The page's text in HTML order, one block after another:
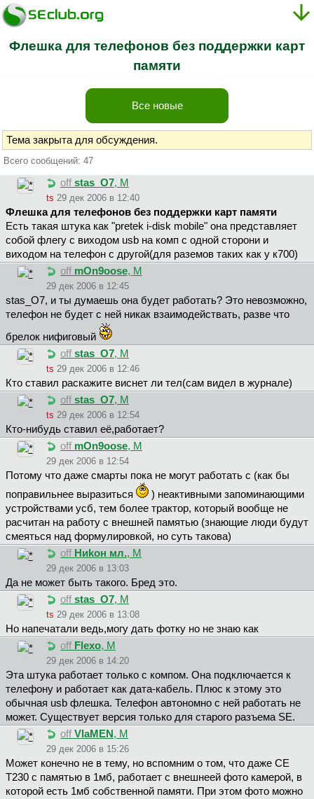
Флешка для телефонов без поддержки карт
памяти
Все новые
Тема закрыта для обсуждения.
Всего сообщений: 47
off stas_O7, М
ts 29 дек 2006 в 12:40
Флешка для телефонов без поддержки карт памяти
Есть такая штука как "pretek i-disk mobile" она представляет
собой флегу с виходом usb на комп с одной сторони и
виходом на телефон с другой(для раземов таких как у к700)
off mOn9oose, М
29 дек 2006 в 12:45
stas_O7, и ты думаешь она будет работать? Это невозможно,
телефон не будет с ней никак взаимодействать, разве что
брелок нифиговый
off stas_O7, М
ts 29 дек 2006 в 12:46
Кто ставил раскажите виснет ли тел(сам видел в журнале)
off stas_O7, М
ts 29 дек 2006 в 12:54
Кто-нибудь ставил её,работает?
off mOn9oose, М
29 дек 2006 в 12:54
Потому что даже смарты пока не могут работать с (как бы
поправильнее выразиться
) неактивными запоминающими
устройствами усб, тем более трактор, который вообще не
расчитан на работу с внешней памятью (знающие люди будут
смеяться над формулировкой, но суть такова)
off Hиkoн мл., М
29 дек 2006 в 13:03
Да не может быть такого. Бред это.
off stas_O7, М
ts 29 дек 2006 в 13:08
Но напечатали ведь,могу дать фотку но не знаю как
off Flexo, М
29 дек 2006 в 14:20
Эта штука работает только с компом. Она подключается к
телефону и работает как дата-кабель. Плюс к этому это
обычная usb флешка. Телефон автономно с ней работать не
может. Существует версия только для старого разъема SE.
off VlaMEN , М
29 дек 2006 в 15:26
Может конечно не в тему, но вспомним о том, что даже СЕ
Т230 с памятью в 1мб, работает с внешнеей фото камерой, в
которой есть 1мб собственной памяти. При этом фото можно